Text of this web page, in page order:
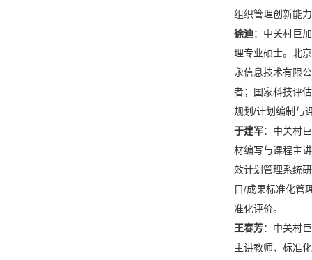
组织管理创新能
徐迪：中关村巨
理专业硕士。北
永信息技术有限
者；国家科技评
规划/计划编制与
于建军：中关村
材编写与课程主
效计划管理系统
目/成果标准化管
准化评价。
王春芳：中关村
主讲教师、标准